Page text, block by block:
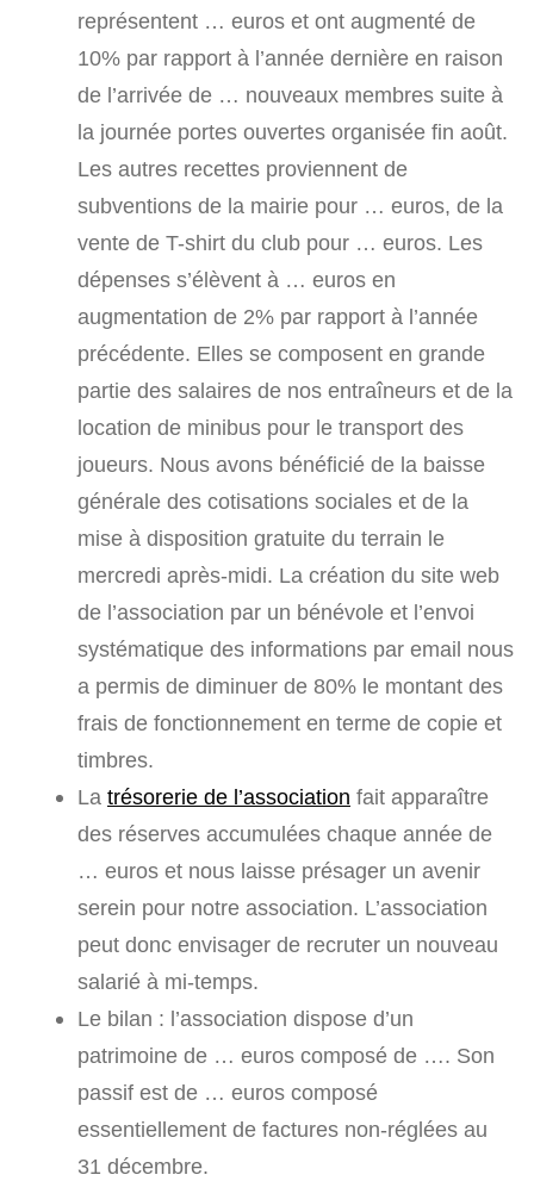
représentent … euros et ont augmenté de
10% par rapport à l’année dernière en raison
de l’arrivée de … nouveaux membres suite à
la journée portes ouvertes organisée fin août.
Les autres recettes proviennent de
subventions de la mairie pour … euros, de la
vente de T-shirt du club pour … euros. Les
dépenses s’élèvent à … euros en
augmentation de 2% par rapport à l’année
précédente. Elles se composent en grande
partie des salaires de nos entraîneurs et de la
location de minibus pour le transport des
joueurs. Nous avons bénéficié de la baisse
générale des cotisations sociales et de la
mise à disposition gratuite du terrain le
mercredi après-midi. La création du site web
de l’association par un bénévole et l’envoi
systématique des informations par email nous
a permis de diminuer de 80% le montant des
frais de fonctionnement en terme de copie et
timbres.
La trésorerie de l’association fait apparaître
des réserves accumulées chaque année de
… euros et nous laisse présager un avenir
serein pour notre association. L’association
peut donc envisager de recruter un nouveau
salarié à mi-temps.
Le bilan : l’association dispose d’un
patrimoine de … euros composé de …. Son
passif est de … euros composé
essentiellement de factures non-réglées au
31 décembre.